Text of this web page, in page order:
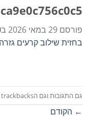
פורסם 29 במאי 2026 ב
בחזית שילוב קרעים גזרה
גם התגובות וגם הtrackbacks סגורים כרגע.
← הקודם